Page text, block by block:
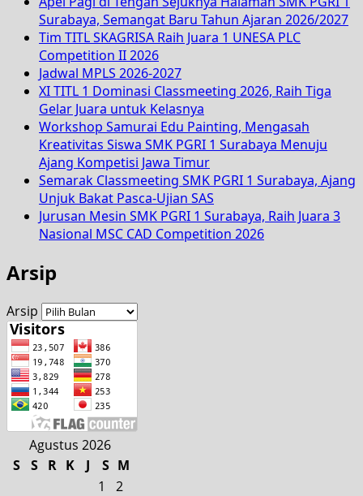
Surabaya, Semangat Baru Tahun Ajaran 2026/2027
Tim TITL SKAGRISA Raih Juara 1 UNESA PLC
Competition II 2026
Jadwal MPLS 2026-2027
XI TITL 1 Dominasi Classmeeting 2026, Raih Tiga
Gelar Juara untuk Kelasnya
Workshop Samurai Edu Painting, Mengasah
Kreativitas Siswa SMK PGRI 1 Surabaya Menuju
Ajang Kompetisi Jawa Timur
Semarak Classmeeting SMK PGRI 1 Surabaya, Ajang
Unjuk Bakat Pasca-Ujian SAS
Jurusan Mesin SMK PGRI 1 Surabaya, Raih Juara 3
Nasional MSC CAD Competition 2026
Arsip
Arsip
Agustus 2026
S
S R K J S M
1
2